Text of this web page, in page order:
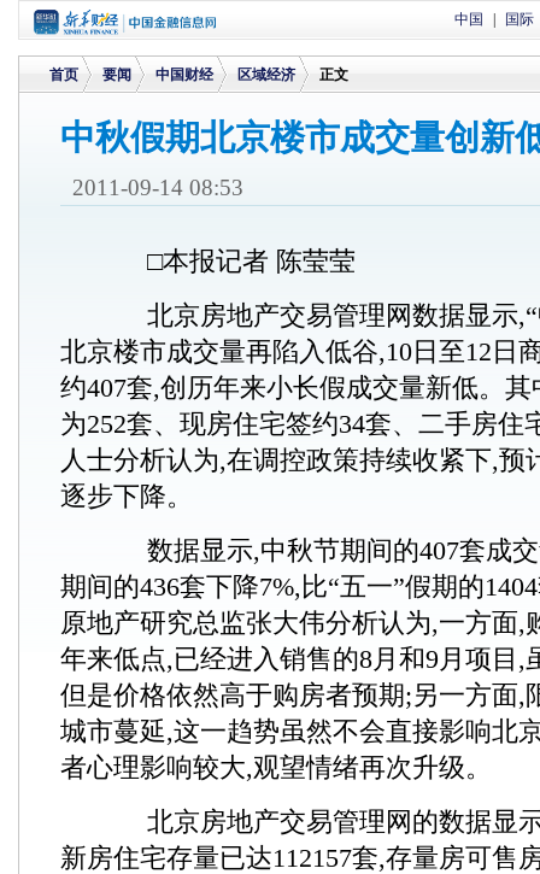
中国 国际
首页
>
要闻
>
中国财经
>
区域经济 正文
中秋假期北京楼市成交量创新
2011-09-14 08:53
□本报记者 陈莹莹
北京房地产交易管理网数据显示,“
北京楼市成交量再陷入低谷,10日至12日
约407套,创历年来小长假成交量新低。
为252套、现房住宅签约34套、二手房住
人士分析认为,在调控政策持续收紧下,预
逐步下降。
数据显示,中秋节期间的407套成交
期间的436套下降7%,比“五一”假期的
原地产研究总监张大伟分析认为,一方面,
年来低点,已经进入销售的8月和9月项目,
但是价格依然高于购房者预期;另一方面,
城市蔓延,这一趋势虽然不会直接影响北
者心理影响较大,观望情绪再次升级。
北京房地产交易管理网的数据显
新房住宅存量已达112157套,存量房可售